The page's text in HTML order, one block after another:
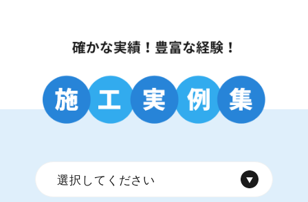
選択してください